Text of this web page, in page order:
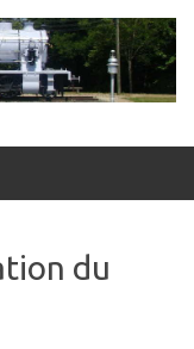
du